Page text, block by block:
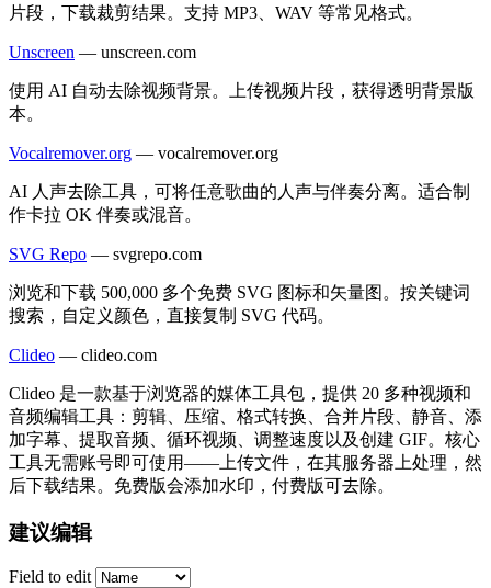
片段，下载裁剪结果。支持 MP3、WAV 等常见格式。
Unscreen — unscreen.com
使用 AI 自动去除视频背景。上传视频片段，获得透明背景版
本。
Vocalremover.org — vocalremover.org
AI 人声去除工具，可将任意歌曲的人声与伴奏分离。适合制
作卡拉 OK 伴奏或混音。
SVG Repo — svgrepo.com
浏览和下载 500,000 多个免费 SVG 图标和矢量图。按关键词
搜索，自定义颜色，直接复制 SVG 代码。
Clideo — clideo.com
Clideo 是一款基于浏览器的媒体工具包，提供 20 多种视频和
音频编辑工具：剪辑、压缩、格式转换、合并片段、静音、添
加字幕、提取音频、循环视频、调整速度以及创建 GIF。核心
工具无需账号即可使用——上传文件，在其服务器上处理，然
后下载结果。免费版会添加水印，付费版可去除。
建议编辑
Field to edit